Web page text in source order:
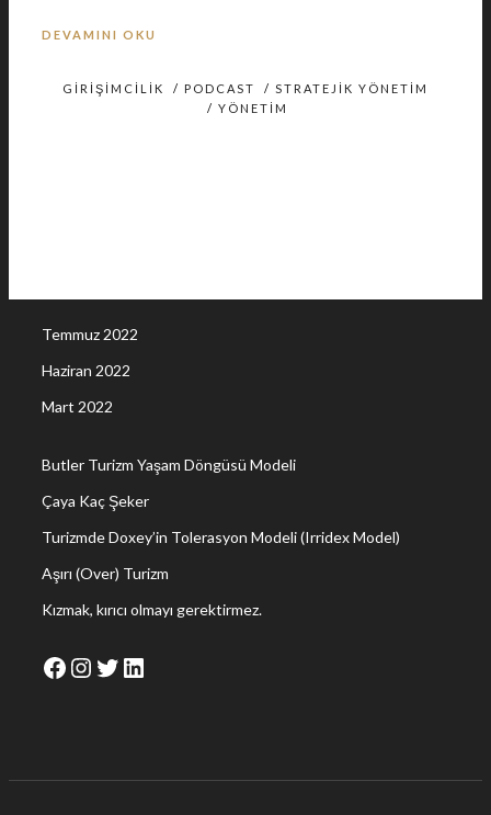
DEVAMINI OKU
GIRIŞIMCILIK / PODCAST / STRATEJIK YÖNETIM
/ YÖNETIM
Temmuz 2022
Haziran 2022
Mart 2022
Butler Turizm Yaşam Döngüsü Modeli
Çaya Kaç Şeker
Turizmde Doxey’in Tolerasyon Modeli (Irridex Model)
Aşırı (Over) Turizm
Kızmak, kırıcı olmayı gerektirmez.
Facebook
Instagram
Twitter
LinkedIn